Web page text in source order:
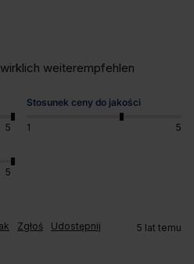
weiterempfehlen
5
Stosunek ceny do jakości
1
5
5
Zgłoś Udostępnij 5 lat temu